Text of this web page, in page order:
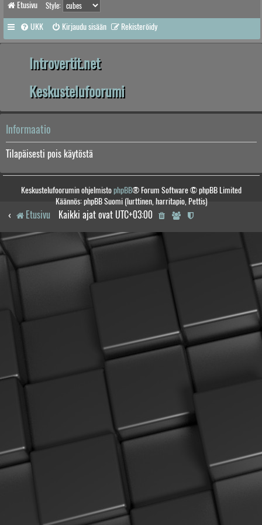
Etusivu Style:
UKK Kirjaudu sisään Rekisteröidy
Introvertit.net
Keskustelufoorumi
Informaatio
Tilapäisesti pois käytöstä
Keskustelufoorumin ohjelmistophpBB® Forum Software © phpBB Limited
Käännös: phpBB Suomi (lurttinen, harritapio, Pettis)
Etusivu Kaikki ajat ovat UTC+03:00